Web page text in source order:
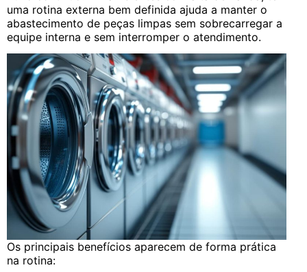
uma rotina externa bem definida ajuda a manter o
abastecimento de peças limpas sem sobrecarregar a
equipe interna e sem interromper o atendimento.
Os principais benefícios aparecem de forma prática
na rotina: